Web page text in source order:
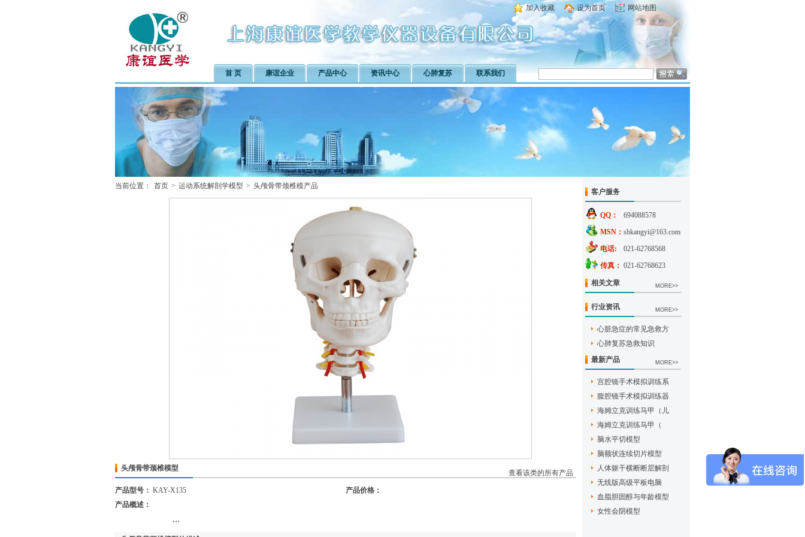
加入收藏 设为首页 网站地图
首 页 康谊企业 产品中心 资讯中心 心肺复苏 联系我们
当前位置： 首页 > 运动系统解剖学模型 > 头颅骨带颈椎模产品
头颅骨带颈椎模型
查看该类的所有产品
产品型号： KAY-X135
产品价格：
产品概述：
...
客户服务
QQ：
694088578
MSN： shkangyi@163.com
电话:
021-62768568
传真： 021-62768623
相关文章 MORE>>
行业资讯 MORE>>
心脏急症的常见急救方
心肺复苏急救知识
最新产品
MORE>>
宫腔镜手术模拟训练系
腹腔镜手术模拟训练器
海姆立克训练马甲（儿
海姆立克训练马甲（
脑水平切模型
脑额状连续切片模型
人体躯干横断断层解剖
无线版高级平板电脑
血脂胆固醇与年龄模型
女性会阴模型